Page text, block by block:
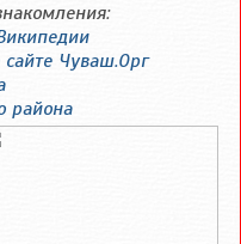
Чуваш.Орг
района